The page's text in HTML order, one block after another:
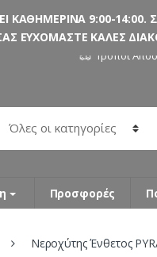
Τρόποι
Προσφορές
Νεροχύτης Ένθετος
9:00-14:00.
ΕΥΧΟΜΑΣΤΕ ΚΑΛΕΣ